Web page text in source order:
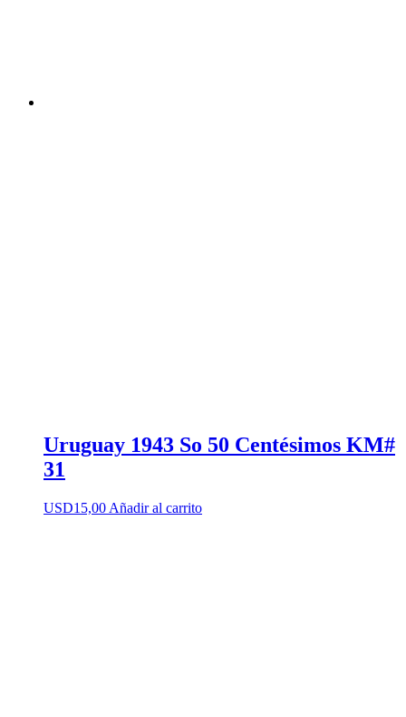
Uruguay 1943 So 50 Centésimos KM#
31
USD15,00 Añadir al carrito